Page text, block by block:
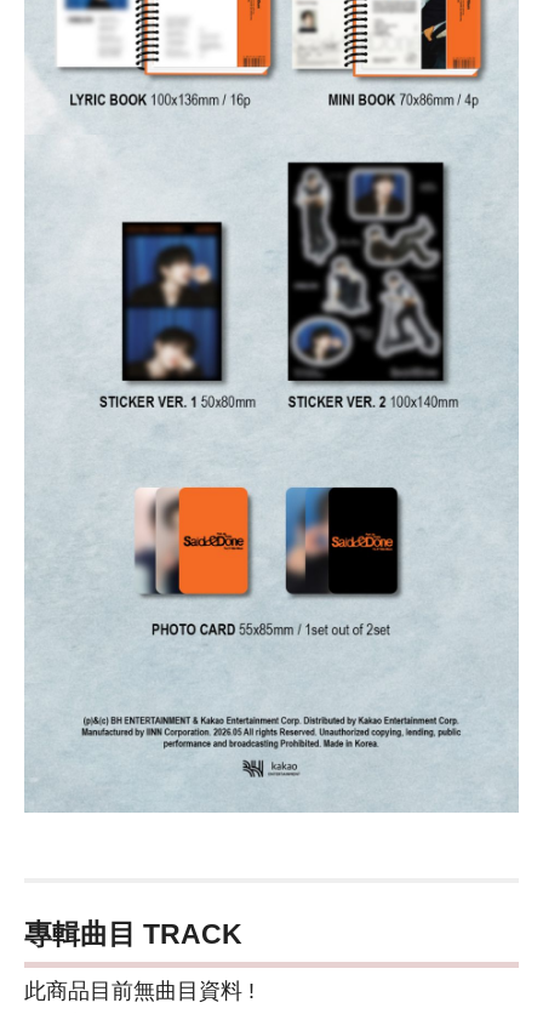
專輯曲目 TRACK
此商品目前無曲目資料 !